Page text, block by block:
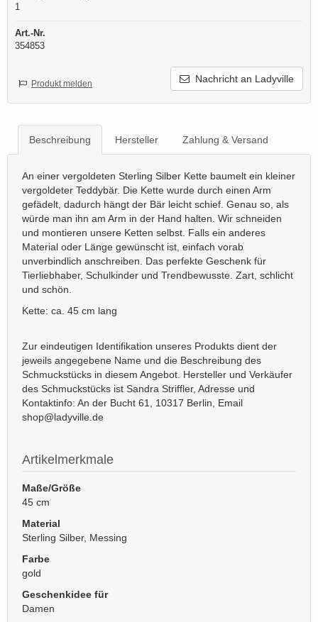
1
Art.-Nr.
354853
Nachricht an Ladyville
Produkt melden
Beschreibung Hersteller Zahlung & Versand
An einer vergoldeten Sterling Silber Kette baumelt ein kleiner
vergoldeter Teddybär. Die Kette wurde durch einen Arm
gefädelt, dadurch hängt der Bär leicht schief. Genau so, als
würde man ihn am Arm in der Hand halten. Wir schneiden
und montieren unsere Ketten selbst. Falls ein anderes
Material oder Länge gewünscht ist, einfach vorab
unverbindlich anschreiben. Das perfekte Geschenk für
Tierliebhaber, Schulkinder und Trendbewusste. Zart, schlicht
und schön.
Kette: ca. 45 cm lang
Zur eindeutigen Identifikation unseres Produkts dient der
jeweils angegebene Name und die Beschreibung des
Schmuckstücks in diesem Angebot. Hersteller und Verkäufer
des Schmuckstücks ist Sandra Striffler, Adresse und
Kontaktinfo: An der Bucht 61, 10317 Berlin, Email
shop@ladyville.de
Artikelmerkmale
Maße/Größe
45 cm
Material
Sterling Silber, Messing
Farbe
gold
Geschenkidee für
Damen